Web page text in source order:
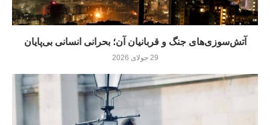
آتش‌سوزی‌های جنگ و قربانیان آن؛ بحرانی انسانی بی‌پایان
29 جولای 2026